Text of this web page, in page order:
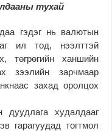
тухай
гэдэг нь валютын
ил тод, нээлттэй
төгрөгийн ханшийн
зээлийн зарчмаар
захад оролцох
дуудлага худалдааг
гарагуудад тогтмол